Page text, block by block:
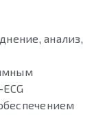
анализ,